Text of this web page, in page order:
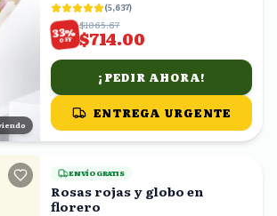
(5,637)
33%
OFF
$1065.67
$714.00
¡PEDIR AHORA!
ENTREGA URGENTE
ENVÍO GRATIS
Rosas rojas y globo en
florero